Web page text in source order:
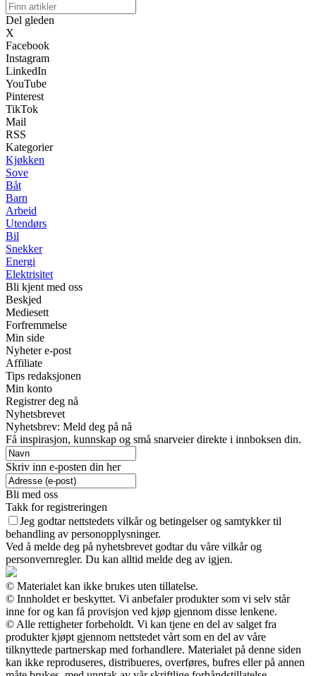
Del gleden
X
Facebook
Instagram
LinkedIn
YouTube
Pinterest
TikTok
Mail
RSS
Kategorier
Kjøkken
Sove
Båt
Barn
Arbeid
Utendørs
Bil
Snekker
Energi
Elektrisitet
Bli kjent med oss
Beskjed
Mediesett
Forfremmelse
Min side
Nyheter e-post
Affiliate
Tips redaksjonen
Min konto
Registrer deg nå
Nyhetsbrevet
Nyhetsbrev: Meld deg på nå
Få inspirasjon, kunnskap og små snarveier direkte i innboksen din.
Skriv inn e-posten din her
Bli med oss
Takk for registreringen
Jeg godtar nettstedets vilkår og betingelser og samtykker til
behandling av personopplysninger.
Ved å melde deg på nyhetsbrevet godtar du våre vilkår og
personvernregler. Du kan alltid melde deg av igjen.
© Materialet kan ikke brukes uten tillatelse.
© Innholdet er beskyttet. Vi anbefaler produkter som vi selv står
inne for og kan få provisjon ved kjøp gjennom disse lenkene.
© Alle rettigheter forbeholdt. Vi kan tjene en del av salget fra
produkter kjøpt gjennom nettstedet vårt som en del av våre
tilknyttede partnerskap med forhandlere. Materialet på denne siden
kan ikke reproduseres, distribueres, overføres, bufres eller på annen